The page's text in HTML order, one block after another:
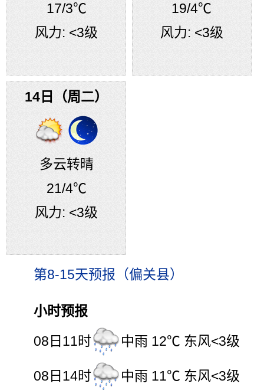
17/3℃
风力: <3级
19/4℃
风力: <3级
14日（周二）
多云转晴
21/4℃
风力: <3级
第8-15天预报（偏关县）
小时预报
08日11时
中雨 12℃ 东风<3级
08日14时 中雨 11℃ 东风<3级